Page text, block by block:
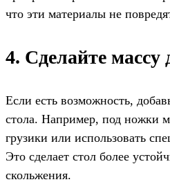
что эти материалы не
4. Сделайте массу
Если есть возможность,
стола. Например, под ножки
грузики или использовать
Это сделает стол более
скольжения.